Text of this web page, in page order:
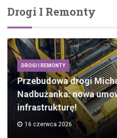
Drogi I Remonty
DROGI I REMONTY
Przebudowa drogi
Nadbużanka: nowa
infrastrukturę!
16 czerwca 2026